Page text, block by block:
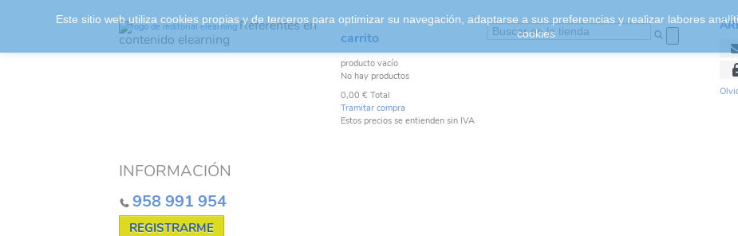
Referentes en
contenido elearning
carrito
producto vacío
No hay productos
0,00 € Total
Tramitar compra
Estos precios se entienden sin IVA
INFORMACIÓN
958 991 954
REGISTRARME
Este sitio web utiliza cookies propias y de terceros para optimizar su navegación, adaptarse a sus preferencias y realizar labores
cookies